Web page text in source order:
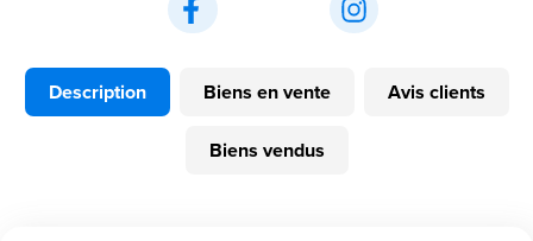
Description Biens en vente Avis clients
Biens vendus